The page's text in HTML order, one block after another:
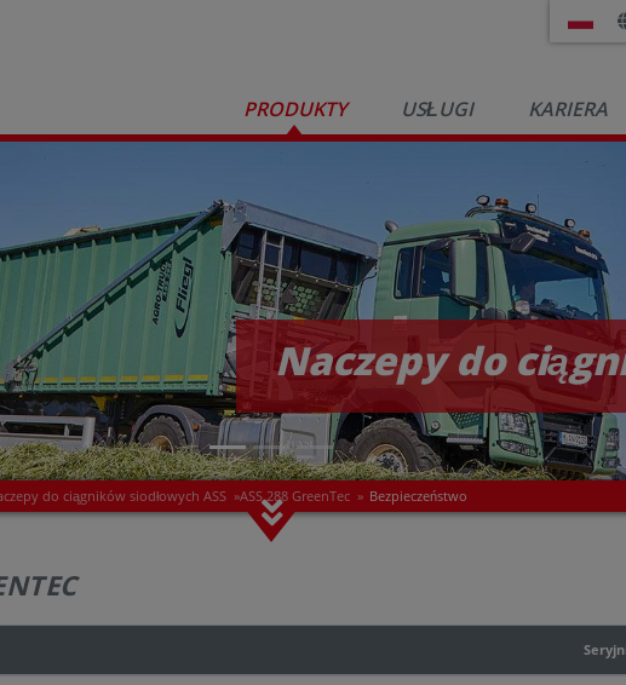
PRODUKTY USŁUGI KARIERA
Naczepy do
do ciągników siodłowych ASS »ASS 288 GreenTec » Bezpieczeństwo